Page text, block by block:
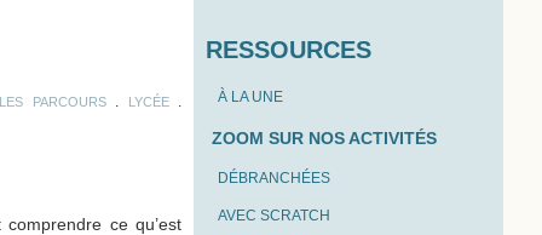
LES PARCOURS. LYCÉE.
ce qu’est
RESSOURCES
À LA UNE
ZOOM SUR NOS ACTIVITÉS
DÉBRANCHÉES
AVEC SCRATCH